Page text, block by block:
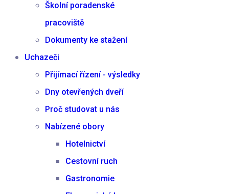
Školní poradenské
pracoviště
Dokumenty ke stažení
Uchazeči
Přijímací řízení - výsledky
Dny otevřených dveří
Proč studovat u nás
Nabízené obory
Hotelnictví
Cestovní ruch
Gastronomie